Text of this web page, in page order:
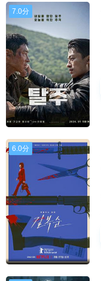
7.0分
6.0分